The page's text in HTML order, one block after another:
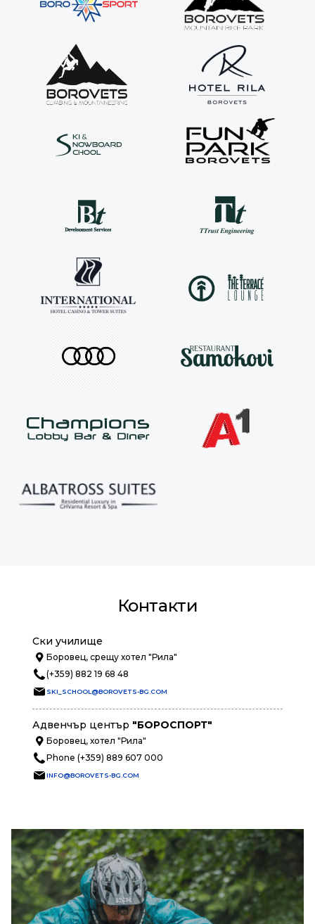
Контакти
Ски училище
Боровец, срещу хотел "Рила"
(+359) 882 19 68 48
SKI_SCHOOL@BOROVETS-BG.COM
Адвенчър център "БОРОСПОРТ"
Боровец, хотел "Рила"
Phone (+359) 889 607 000
INFO@BOROVETS-BG.COM